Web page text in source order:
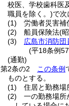
校医、学校歯科医
職員を除く。)で次
(1)
労働者災害補
(2)
船員保険法(
(3)
広島市消防団
(平18条例
(通勤)
第2条の2
この条例
ものとする。
(1)
住居と勤務場
(2)
一の勤務場所